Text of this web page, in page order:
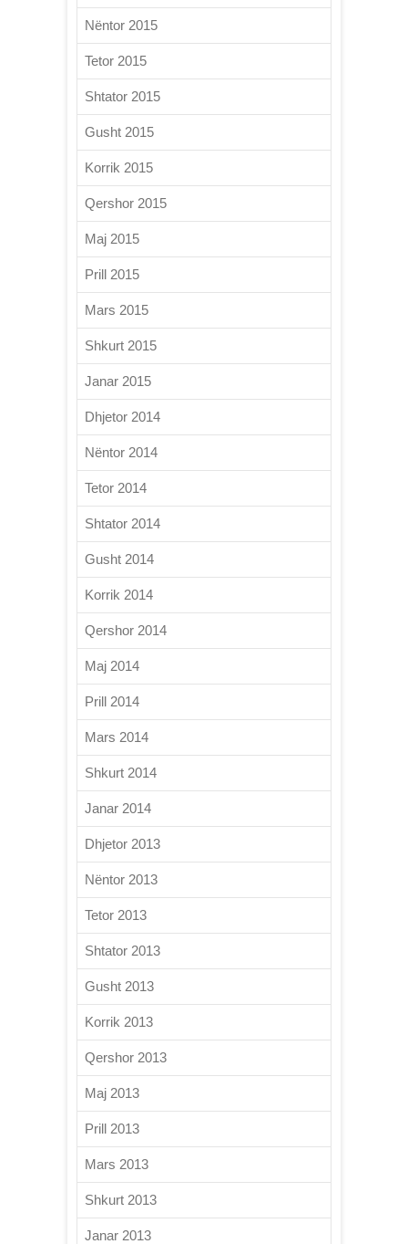
Nëntor 2015
Tetor 2015
Shtator 2015
Gusht 2015
Korrik 2015
Qershor 2015
Maj 2015
Prill 2015
Mars 2015
Shkurt 2015
Janar 2015
Dhjetor 2014
Nëntor 2014
Tetor 2014
Shtator 2014
Gusht 2014
Korrik 2014
Qershor 2014
Maj 2014
Prill 2014
Mars 2014
Shkurt 2014
Janar 2014
Dhjetor 2013
Nëntor 2013
Tetor 2013
Shtator 2013
Gusht 2013
Korrik 2013
Qershor 2013
Maj 2013
Prill 2013
Mars 2013
Shkurt 2013
Janar 2013